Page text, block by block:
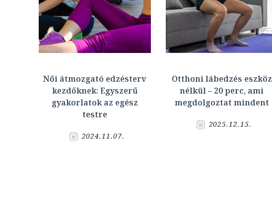
Női átmozgató edzésterv
kezdőknek: Egyszerű
gyakorlatok az egész
testre
2024.11.07.
Otthoni lábedzés eszköz
nélkül – 20 perc, ami
megdolgoztat mindent
2025.12.15.